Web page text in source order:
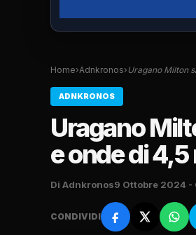
Home›Adnkronos›Uragano Milton
ADNKRONOS
Uragano
e onde di
Di Adnkronos9 Ottobre 2024 -
CONDIVIDI